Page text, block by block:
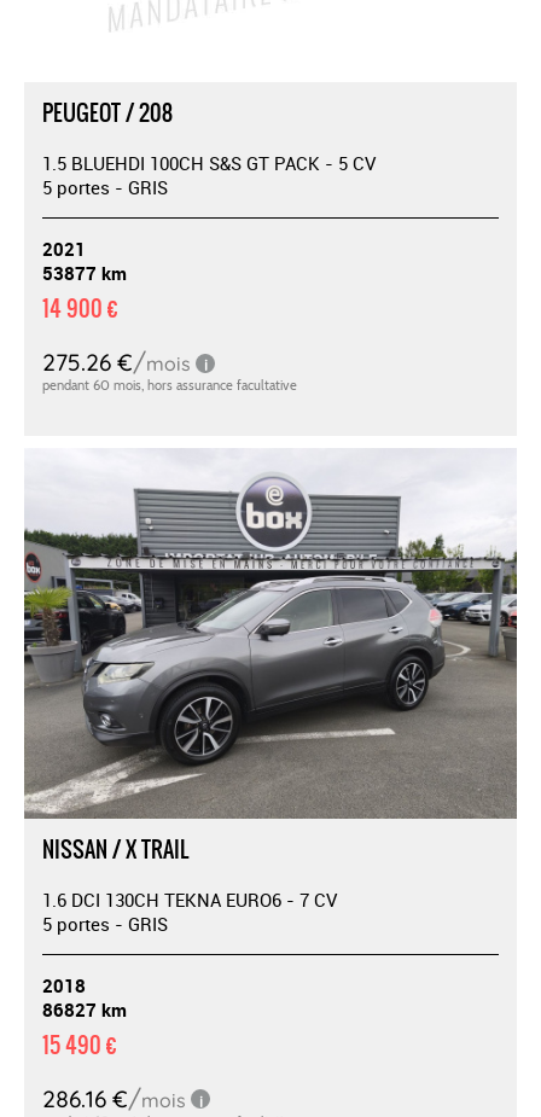
PEUGEOT / 208
1.5 BLUEHDI 100CH S&S GT PACK - 5 CV
5 portes - GRIS
2021
53877 km
14 900 €
NISSAN / X TRAIL
1.6 DCI 130CH TEKNA EURO6 - 7 CV
5 portes - GRIS
2018
86827 km
15 490 €